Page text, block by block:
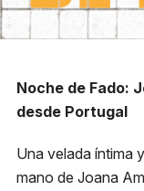
Preguntas
Prepara tu
Horarios
Noche de Fado:
desde Portugal
Una velada íntima
mano de Joana